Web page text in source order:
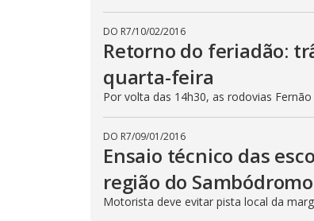
DO R7/10/02/2016
Retorno do feriadão:
quarta-feira
Por volta das 14h30, as rodovias
DO R7/09/01/2016
Ensaio técnico das
região do Sambódromo
Motorista deve evitar pista local da